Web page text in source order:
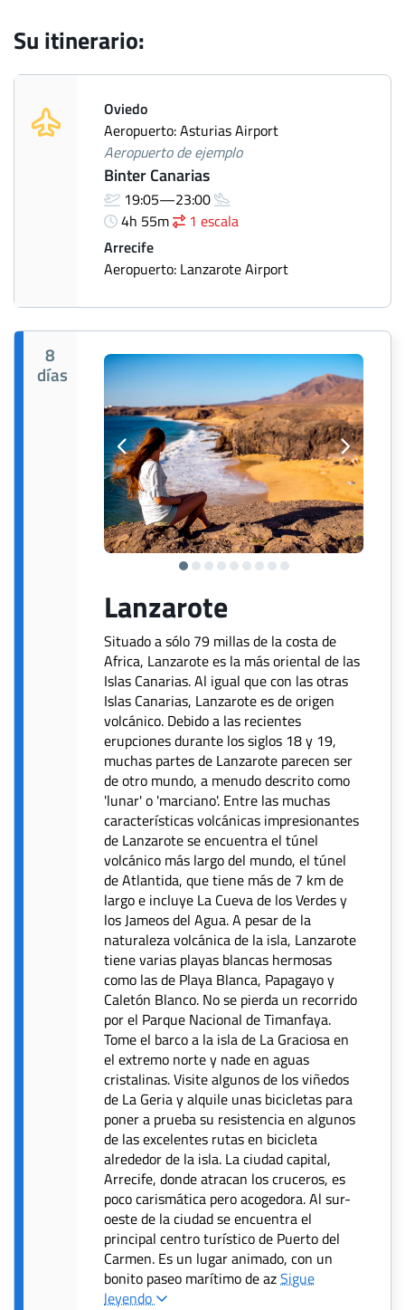
Su itinerario:
Oviedo
Aeropuerto: Asturias Airport
Aeropuerto de ejemplo
Binter Canarias
19:05—23:00
4h 55m
1 escala
Arrecife
Aeropuerto: Lanzarote Airport
8
días
Lanzarote
Situado a sólo 79 millas de la costa de
Africa, Lanzarote es la más oriental de las
Islas Canarias. Al igual que con las otras
Islas Canarias, Lanzarote es de origen
volcánico. Debido a las recientes
erupciones durante los siglos 18 y 19,
muchas partes de Lanzarote parecen ser
de otro mundo, a menudo descrito como
'lunar' o 'marciano'. Entre las muchas
características volcánicas impresionantes
de Lanzarote se encuentra el túnel
volcánico más largo del mundo, el túnel
de Atlantida, que tiene más de 7 km de
largo e incluye La Cueva de los Verdes y
los Jameos del Agua. A pesar de la
naturaleza volcánica de la isla, Lanzarote
tiene varias playas blancas hermosas
como las de Playa Blanca, Papagayo y
Caletón Blanco. No se pierda un recorrido
por el Parque Nacional de Timanfaya.
Tome el barco a la isla de La Graciosa en
el extremo norte y nade en aguas
cristalinas. Visite algunos de los viñedos
de La Geria y alquile unas bicicletas para
poner a prueba su resistencia en algunos
de las excelentes rutas en bicicleta
alrededor de la isla. La ciudad capital,
Arrecife, donde atracan los cruceros, es
poco carismática pero acogedora. Al sur-
oeste de la ciudad se encuentra el
principal centro turístico de Puerto del
Carmen. Es un lugar animado, con un
bonito paseo marítimo de azSigue
leyendo